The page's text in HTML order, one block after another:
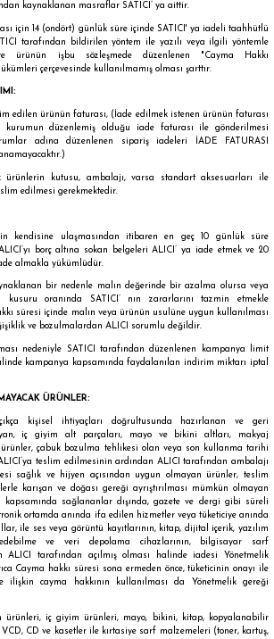
kaynaklanan masraflar SATICI’ ya aittir.
için 14 (ondört) günlük süre içinde SATICI' ya iadeli taahhütlü
tarafından bildirilen yöntem ile yazılı veya ilgili yöntemle
ürünün işbu sözleşmede düzenlenen "Cayma Hakkı
çerçevesinde kullanılmamış olması şarttır.
edilen ürünün faturası, (İade edilmek istenen ürünün faturası
kurumun düzenlemiş olduğu iade faturası ile gönderilmesi
adına düzenlenen sipariş iadeleri İADE FATURASI
ürünlerin kutusu, ambalajı, varsa standart aksesuarları ile
edilmesi gerekmektedir.
kendisine ulaşmasından itibaren en geç 10 günlük süre
borç altına sokan belgeleri ALICI’ ya iade etmek ve 20
almakla yükümlüdür.
bir nedenle malın değerinde bir azalma olursa veya
kusuru oranında SATICI’ nın zararlarını tazmin etmekle
süresi içinde malın veya ürünün usulüne uygun kullanılması
ve bozulmalardan ALICI sorumlu değildir.
nedeniyle SATICI tarafından düzenlenen kampanya limit
kampanya kapsamında faydalanılan indirim miktarı iptal
ÜRÜNLER:
kişisel ihtiyaçları doğrultusunda hazırlanan ve geri
iç giyim alt parçaları, mayo ve bikini altları, makyaj
ürünler, çabuk bozulma tehlikesi olan veya son kullanma tarihi
teslim edilmesinin ardından ALICI tarafından ambalajı
sağlık ve hijyen açısından uygun olmayan ürünler, teslim
karışan ve doğası gereği ayrıştırılması mümkün olmayan
kapsamında sağlananlar dışında, gazete ve dergi gibi süreli
ortamda anında ifa edilen hizmetler veya tüketiciye anında
ile ses veya görüntü kayıtlarının, kitap, dijital içerik, yazılım
ve veri depolama cihazlarının, bilgisayar sarf
ALICI tarafından açılmış olması halinde iadesi Yönetmelik
Cayma hakkı süresi sona ermeden önce, tüketicinin onayı ile
ilişkin cayma hakkının kullanılması da Yönetmelik gereği
ürünleri, iç giyim ürünleri, mayo, bikini, kitap, kopyalanabilir
CD ve kasetler ile kırtasiye sarf malzemeleri (toner, kartuş,